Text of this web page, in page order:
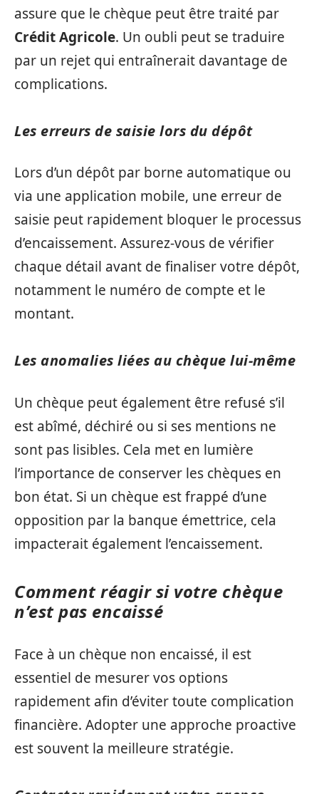
assure que le chèque peut être traité par
Crédit Agricole. Un oubli peut se traduire
par un rejet qui entraînerait davantage de
complications.
Les erreurs de saisie lors du dépôt
Lors d’un dépôt par borne automatique ou
via une application mobile, une erreur de
saisie peut rapidement bloquer le processus
d’encaissement. Assurez-vous de vérifier
chaque détail avant de finaliser votre dépôt,
notamment le numéro de compte et le
montant.
Les anomalies liées au chèque lui-même
Un chèque peut également être refusé s’il
est abîmé, déchiré ou si ses mentions ne
sont pas lisibles. Cela met en lumière
l’importance de conserver les chèques en
bon état. Si un chèque est frappé d’une
opposition par la banque émettrice, cela
impacterait également l’encaissement.
Comment réagir si votre chèque
n’est pas encaissé
Face à un chèque non encaissé, il est
essentiel de mesurer vos options
rapidement afin d’éviter toute complication
financière. Adopter une approche proactive
est souvent la meilleure stratégie.